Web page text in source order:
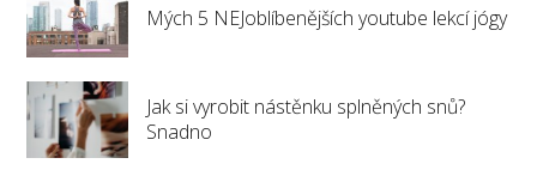
Mých 5 NEJoblíbenějších youtube lekcí jógy
Jak si vyrobit nástěnku splněných snů?
Snadno